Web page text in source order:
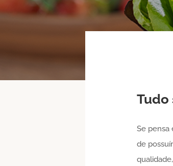
Tudo
Se pensa
de